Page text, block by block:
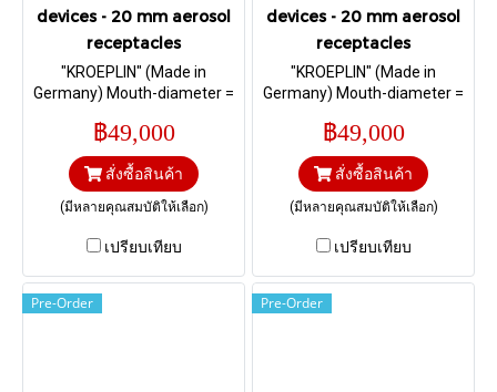
devices - 20 mm aerosol
receptacles
"KROEPLIN" (Made in
Germany) Mouth-diameter =
= 15,4 mm; Reference-height
= 5,0 mm I Range 4 – 8,5 mm.
฿49,000
สั่งซื้อสินค้า
(มีหลายคุณสมบัติให้เลือก)
เปรียบเทียบ
devices - 20 mm aerosol
receptacles
"KROEPLIN" (Made in
Germany) Mouth-diameter =
= 15,0 mm; Reference-height
= 5,0 mm I Range 4,0 – 8,5, 4
– 8,5 mm.
฿49,000
สั่งซื้อสินค้า
(มีหลายคุณสมบัติให้เลือก)
เปรียบเทียบ
Pre-Order Pre-Order